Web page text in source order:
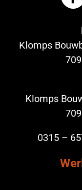
Klomps
Klomps
0315 –